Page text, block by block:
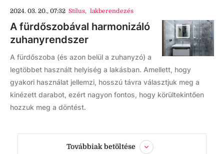
2024. 03. 20., 07:32 Stílus, lakberendezés
A fürdőszobával harmonizáló
zuhanyrendszer
A fürdőszoba (és azon belül a zuhanyzó) a
legtöbbet használt helyiség a lakásban. Amellett, hogy
gyakori használat jellemzi, hosszú távra választjuk meg a
kinézett darabot, ezért nagyon fontos, hogy körültekintően
hozzuk meg a döntést.
Továbbiak betöltése